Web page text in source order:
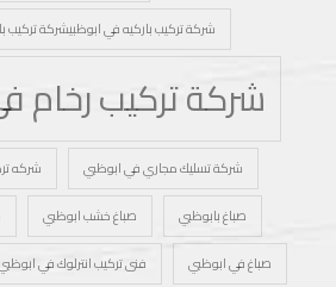
شركة تركيب باركيه في ابوظبيشركة تركيب
شركة تركيب رخام
شركة تسليك مجاري في ابوظبي
شركه
صباغ بابوظبي
صباغ خشب ابوظبي
صباغ في ابوظبي
فنى تركيب انترلوك في